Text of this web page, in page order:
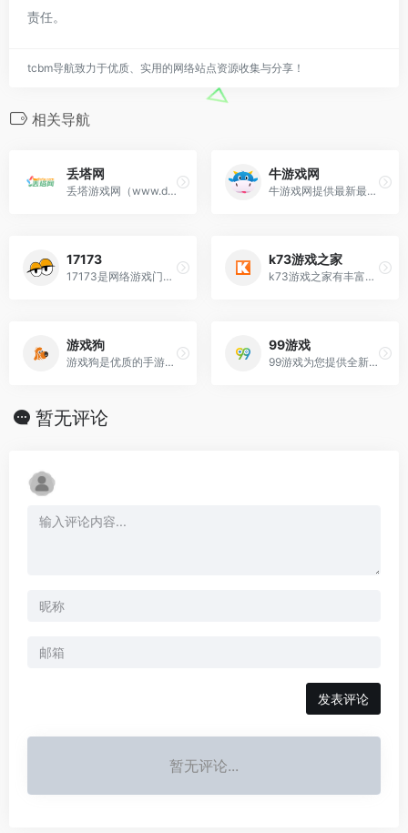
责任。
tcbm导航致力于优质、实用的网络站点资源收集与分享！
相关导航
丢塔网
丢塔游戏网（www.diuta.com）是一个专为游戏玩家打造的推荐高品质游戏的分享网站，与我们一起体验最游戏乐趣吧！
牛游戏网
牛游戏网提供最新最热门的好玩的单机游戏下载、同时还有相关资讯、攻略和补丁。并有最齐全的电脑单机游戏排行榜，是你们最理想的电脑单机游戏下载平台。
17173
17173是网络游戏门户站,全年365天保持不间断更新,您可以在这里获得专业的游戏新闻资讯,完善的游戏攻略专区,人气游戏论坛以及游戏测试账号等,是游戏玩家首选网
k73游戏之家
k73游戏之家有丰富的游戏下载资源,中文手游下载,安卓游戏下载,手游排行榜下载,安卓游戏排行榜,破解手游排行榜,psp游戏下载,psp中文游戏下载,psp最新游
游戏狗
游戏狗是优质的手游门户网站，致力为广大玩家朋友们打造专业的新热门手游排行榜等，欢迎大家一起多关注游戏狗手游网。
99游戏
99游戏为您提供全新好玩的手游免费下载,是手游爱好者的官方下载场所,99游戏全力打造安全可靠的手游下载基地。
暂无评论
发表评论
暂无评论...